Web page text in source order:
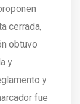
cerrada,
obtuvo
y
y
fue